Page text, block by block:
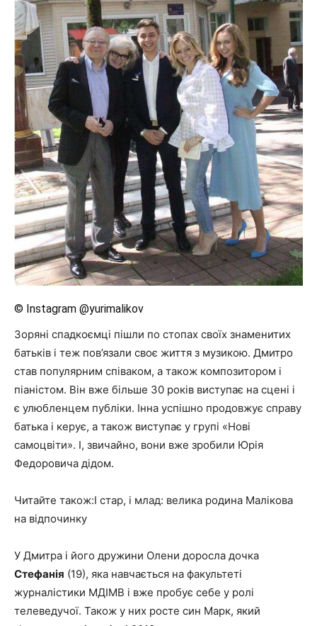
© Instagram @yurimalikov
Зоряні спадкоємці пішли по стопах своїх знаменитих
батьків і теж пов’язали своє життя з музикою. Дмитро
став популярним співаком, а також композитором і
піаністом. Він вже більше 30 років виступає на сцені і
є улюбленцем публіки. Інна успішно продовжує справу
батька і керує, а також виступає у групі «Нові
самоцвіти». І, звичайно, вони вже зробили Юрія
Федоровича дідом.
Читайте також:І стар, і млад: велика родина Малікова
на відпочинку
У Дмитра і його дружини Олени доросла дочка
Стефанія (19), яка навчається на факультеті
журналістики МДІМВ і вже пробує себе у ролі
телеведучої. Також у них росте син Марк, який